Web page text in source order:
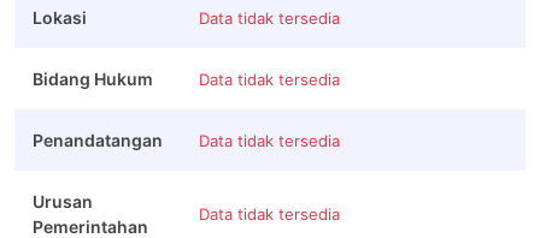
Lokasi Data tidak tersedia
Bidang Hukum Data tidak tersedia
Penandatangan Data tidak tersedia
Urusan
Pemerintahan
Data tidak tersedia